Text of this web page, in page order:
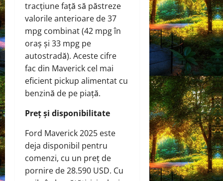
tracțiune față să păstreze
valorile anterioare de 37
mpg combinat (42 mpg în
oraș și 33 mpg pe
autostradă). Aceste cifre
fac din Maverick cel mai
eficient pickup alimentat cu
benzină de pe piață.
Preț și disponibilitate
Ford Maverick 2025 este
deja disponibil pentru
comenzi, cu un preț de
pornire de 28.590 USD. Cu